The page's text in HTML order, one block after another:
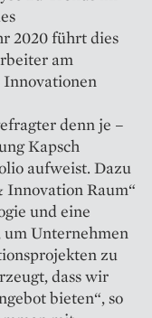
2020 führt dies
am
Innovationen
denn je –
Kapsch
aufweist. Dazu
Innovation Raum“
und eine
Unternehmen
zu
dass wir
bieten“, so